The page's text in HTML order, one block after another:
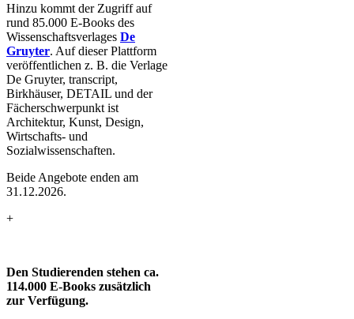
Hinzu kommt der Zugriff auf
rund 85.000 E-Books des
Wissenschaftsverlages De
Gruyter. Auf dieser Plattform
veröffentlichen z. B. die Verlage
De Gruyter, transcript,
Birkhäuser, DETAIL und der
Fächerschwerpunkt ist
Architektur, Kunst, Design,
Wirtschafts- und
Sozialwissenschaften.
Beide Angebote enden am
31.12.2026.
+
Den Studierenden stehen ca.
114.000 E-Books zusätzlich
zur Verfügung.